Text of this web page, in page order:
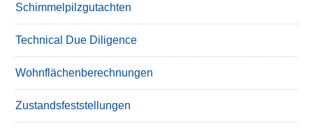
Schimmelpilzgutachten
Technical Due Diligence
Wohnflächenberechnungen
Zustandsfeststellungen